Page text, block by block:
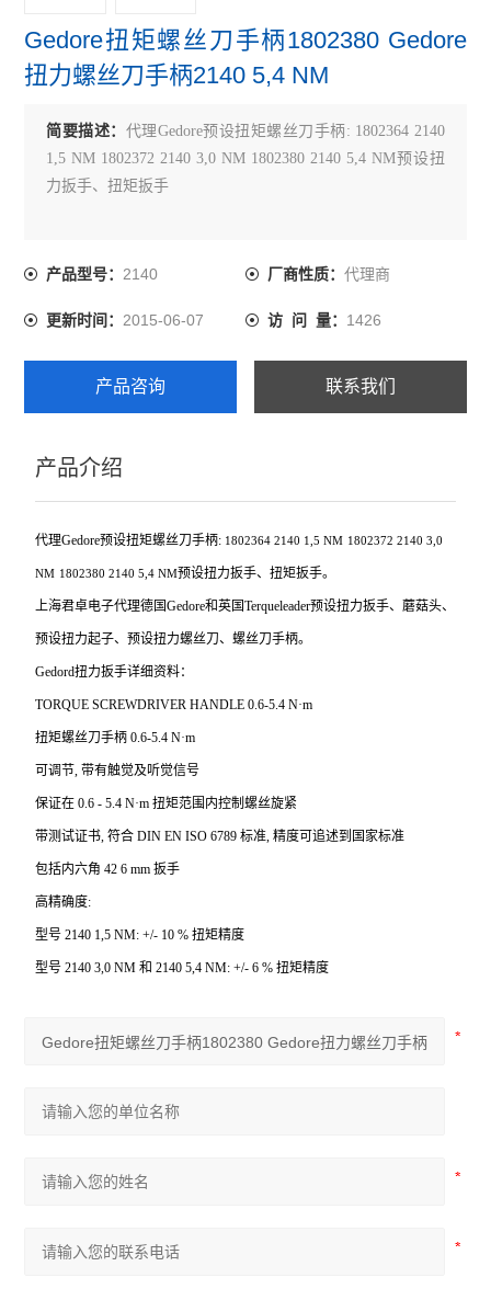
Gedore扭矩螺丝刀手柄1802380 Gedore
扭力螺丝刀手柄2140 5,4 NM
简要描述： 代理Gedore预设扭矩螺丝刀手柄: 1802364 2140
1,5 NM 1802372 2140 3,0 NM 1802380 2140 5,4 NM预设扭
力扳手、扭矩扳手
产品型号：2140 厂商性质： 代理商
更新时间：2015-06-07 访 问 量： 1426
产品咨询 联系我们
产品介绍
代理Gedore预设扭矩螺丝刀手柄: 18023642140 1,5 NM 18023722140 3,0
NM 18023802140 5,4 NM预设扭力扳手、扭矩扳手。
上海君卓电子代理德国Gedore和英国Terqueleader预设扭力扳手、蘑菇头、
预设扭力起子、预设扭力螺丝刀、螺丝刀手柄。
Gedord扭力扳手详细资料：
TORQUE SCREWDRIVER HANDLE 0.6-5.4 N·m
扭矩螺丝刀手柄 0.6-5.4 N·m
可调节, 带有触觉及听觉信号
保证在 0.6 - 5.4 N·m 扭矩范围内控制螺丝旋紧
带测试证书, 符合 DIN EN ISO 6789 标准, 精度可追述到国家标准
包括内六角 42 6 mm 扳手
高精确度:
型号 2140 1,5 NM: +/- 10 % 扭矩精度
型号 2140 3,0 NM 和 2140 5,4 NM: +/- 6 % 扭矩精度